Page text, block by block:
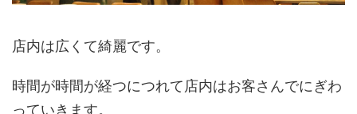
店内は広くて綺麗です。
時間が時間が経つにつれて店内はお客さんでにぎわ
っていきます。